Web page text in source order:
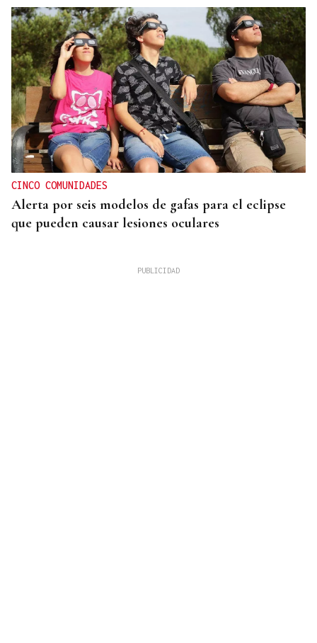
CINCO COMUNIDADES
Alerta por seis modelos de gafas para el eclipse
que pueden causar lesiones oculares